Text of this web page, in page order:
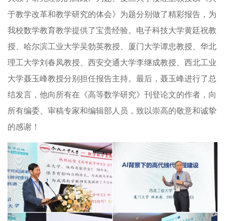
于教学改革和教学研究的体会》为题分别做了精彩报告，为
我校数学教育教学提供了宝贵经验。电子科技大学黄廷祝教
授、哈尔滨工业大学吴勃英教授、厦门大学谭忠教授、华北
理工大学刘春凤教授、西安交通大学李继成教授、西北工业
大学聂玉峰教授分别担任报告主持。最后，聂玉峰进行了总
结发言，他向所有在《高等数学研究》刊登论文的作者，向
所有编委、审稿专家和编辑部人员，致以崇高的敬意和诚挚
的感谢！